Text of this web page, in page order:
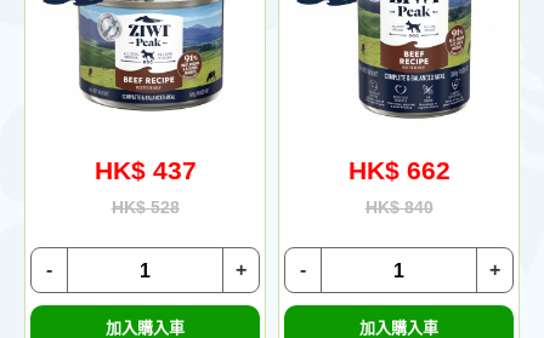
HK$ 437
HK$ 528
+
-
加入購入車
HK$ 662
HK$ 840
+
-
加入購入車